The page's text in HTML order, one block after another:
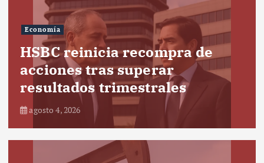
Economía
HSBC reinicia recompra de
acciones tras superar
resultados trimestrales
agosto 4, 2026